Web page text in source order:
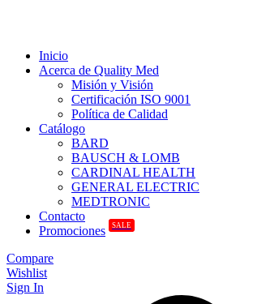
Inicio
Acerca de Quality Med
Misión y Visión
Certificación ISO 9001
Política de Calidad
Catálogo
BARD
BAUSCH & LOMB
CARDINAL HEALTH
GENERAL ELECTRIC
MEDTRONIC
Contacto
Promociones
SALE
Compare
Wishlist
Sign In